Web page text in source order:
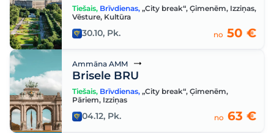
Tiešais, Brīvdienas, „City break“, Ģimenēm, Izziņas,
Vēsture, Kultūra
30.10, Pk. no 50 €
Ammāna AMM
Brisele BRU
Tiešais, Brīvdienas, „City break“, Ģimenēm,
Pāriem, Izziņas
04.12, Pk. no 63 €